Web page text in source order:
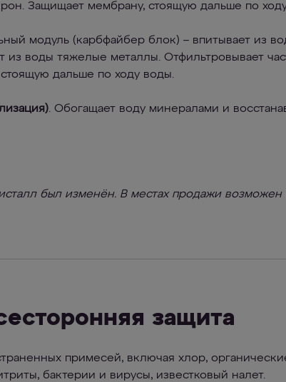
Защищает мембрану, стоящую дальше по
модуль (карбфайбер блок) – впитывает из
из воды тяжелые металлы. Отфильтровывает
дальше по ходу воды.
. Обогащает воду минералами и
был изменён. В местах продажи возможен
защита
примесей, включая хлор,
бактерии и вирусы, известковый налет.